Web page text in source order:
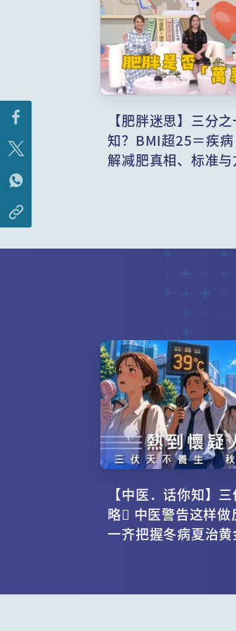
【肥胖迷思】三分
知？BMI超25＝疾
解减肥真相、标准与
【中医．话你知】
略 中医警告这样做
一齐把握冬病夏治黄